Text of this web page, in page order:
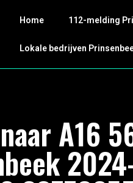
Home 112-melding
Lokale bedrijven
A16